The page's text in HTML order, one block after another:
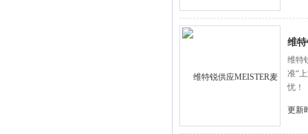
维
维特
准“
忧！
更新